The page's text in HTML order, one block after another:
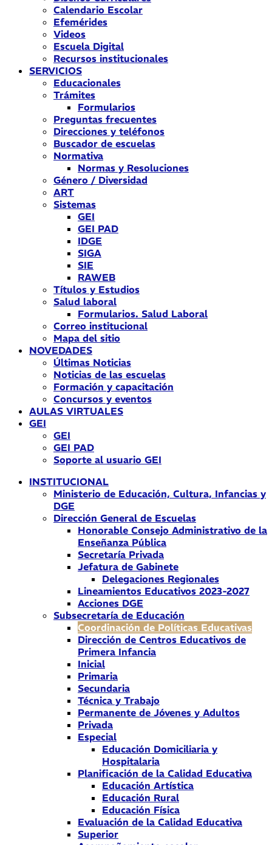
Calendario Escolar
Efemérides
Videos
Escuela Digital
Recursos institucionales
SERVICIOS
Educacionales
Trámites
Formularios
Preguntas frecuentes
Direcciones y teléfonos
Buscador de escuelas
Normativa
Normas y Resoluciones
Género / Diversidad
ART
Sistemas
GEI
GEI PAD
IDGE
SIGA
SIE
RAWEB
Títulos y Estudios
Salud laboral
Formularios. Salud Laboral
Correo institucional
Mapa del sitio
NOVEDADES
Últimas Noticias
Noticias de las escuelas
Formación y capacitación
Concursos y eventos
AULAS VIRTUALES
GEI
GEI
GEI PAD
Soporte al usuario GEI
INSTITUCIONAL
Ministerio de Educación, Cultura, Infancias y
DGE
Dirección General de Escuelas
Honorable Consejo Administrativo de la
Enseñanza Pública
Secretaría Privada
Jefatura de Gabinete
Delegaciones Regionales
Lineamientos Educativos 2023-2027
Acciones DGE
Subsecretaría de Educación
Coordinación de Políticas Educativas
Dirección de Centros Educativos de
Primera Infancia
Inicial
Primaria
Secundaria
Técnica y Trabajo
Permanente de Jóvenes y Adultos
Privada
Especial
Educación Domiciliaria y
Hospitalaria
Planificación de la Calidad Educativa
Educación Artística
Educación Rural
Educación Física
Evaluación de la Calidad Educativa
Superior